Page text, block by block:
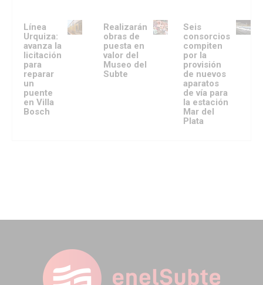
Línea
Urquiza:
avanza la
licitación
para
reparar
un
puente
en Villa
Bosch
Realizarán
obras de
puesta en
valor del
Museo del
Subte
Seis
consorcios
compiten
por la
provisión
de nuevos
aparatos
de vía para
la estación
Mar del
Plata